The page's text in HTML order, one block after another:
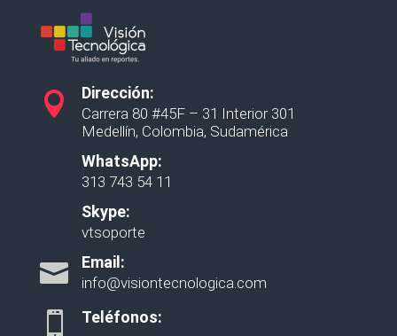
 Dirección:
Carrera 80 #45F – 31 Interior 301
Medellín, Colombia, Sudamérica
WhatsApp:
313 743 54 11
Skype:
vtsoporte
 Email:
info@visiontecnologica.com
 Teléfonos: